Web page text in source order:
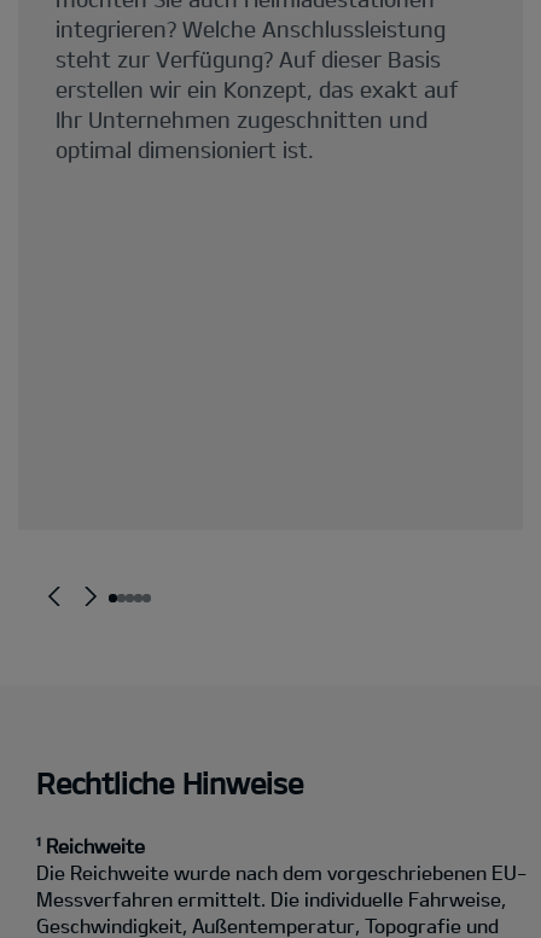
Rechtliche Hinweise
¹ Reichweite
Die Reichweite wurde nach dem vorgeschriebenen EU-
Messverfahren ermittelt. Die individuelle Fahrweise,
Geschwindigkeit, Außentemperatur, Topografie und